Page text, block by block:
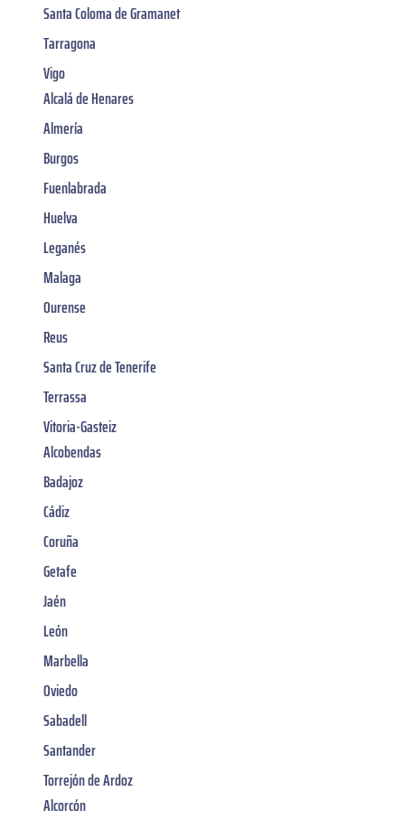
Santa Coloma de Gramanet
Tarragona
Vigo
Alcalá de Henares
Almería
Burgos
Fuenlabrada
Huelva
Leganés
Malaga
Ourense
Reus
Santa Cruz de Tenerife
Terrassa
Vitoria-Gasteiz
Alcobendas
Badajoz
Cádiz
Coruña
Getafe
Jaén
León
Marbella
Oviedo
Sabadell
Santander
Torrejón de Ardoz
Alcorcón